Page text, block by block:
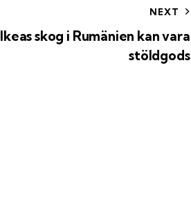
NEXT
Ikeas skog i Rumänien kan vara
stöldgods